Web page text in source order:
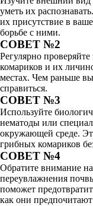
уметь их
их присутствие в
борьбе с ними.
СОВЕТ №2
Регулярно
комариков и их
местах. Чем раньше вы
справиться.
СОВЕТ №3
Используйте
нематоды или
окружающей среде.
грибных комариков
СОВЕТ №4
Обратите внимание
переувлажнения
поможет
как они